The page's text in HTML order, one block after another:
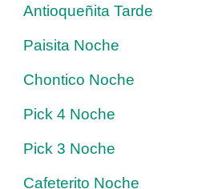
Antioqueñita Tarde
Paisita Noche
Chontico Noche
Pick 4 Noche
Pick 3 Noche
Cafeterito Noche